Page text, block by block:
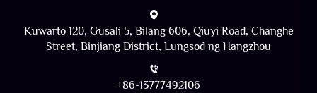
Kuwarto 120, Gusali 5, Bilang 606, Qiuyi Road, Changhe
Street, Binjiang District, Lungsod ng Hangzhou
+86-13777492106